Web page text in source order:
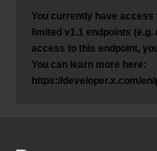
You currently have access
limited v1.1 endpoints
access to this endpoint,
You can learn more here:
https://developer.x.com/